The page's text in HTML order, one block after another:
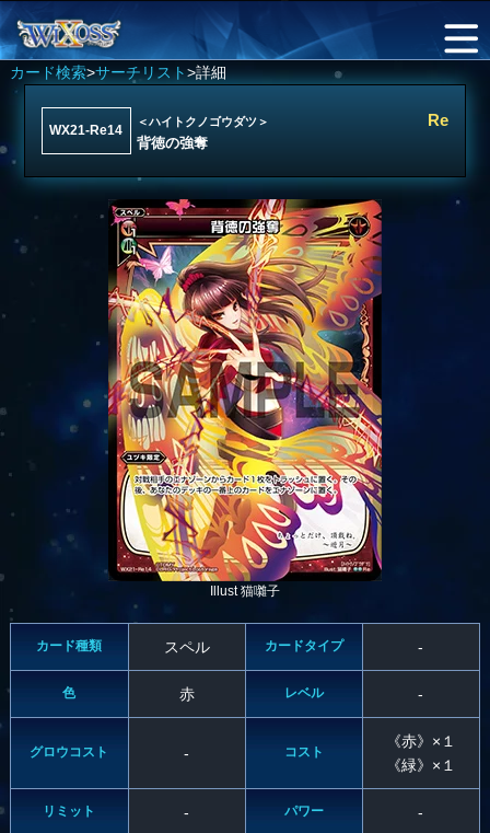
カード検索>サーチリスト>詳細
WX21-Re14
＜ハイトクノゴウダツ＞
背徳の強奪
Re
Illust 猫囃子
カード種類 スペル カードタイプ -
色 赤 レベル -
グロウコスト - コスト
《赤》×１
《緑》×１
リミット - パワー -